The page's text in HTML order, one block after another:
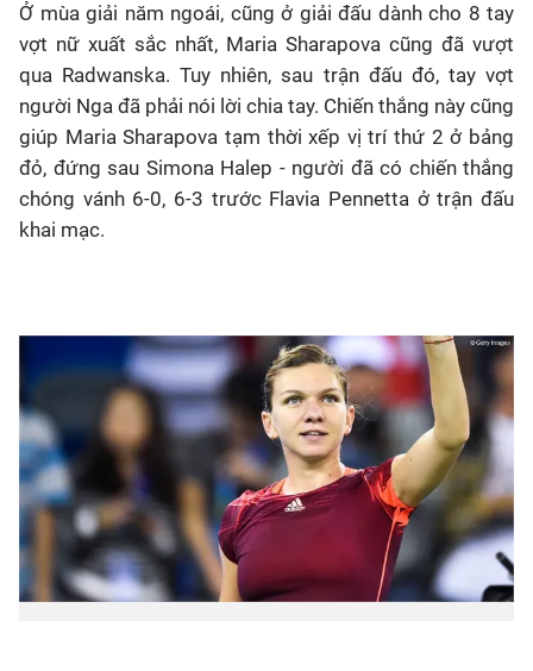
Ở mùa giải năm ngoái, cũng ở giải đấu dành cho 8 tay
vợt nữ xuất sắc nhất, Maria Sharapova cũng đã vượt
qua Radwanska. Tuy nhiên, sau trận đấu đó, tay vợt
người Nga đã phải nói lời chia tay. Chiến thắng này cũng
giúp Maria Sharapova tạm thời xếp vị trí thứ 2 ở bảng
đỏ, đứng sau Simona Halep - người đã có chiến thắng
chóng vánh 6-0, 6-3 trước Flavia Pennetta ở trận đấu
khai mạc.